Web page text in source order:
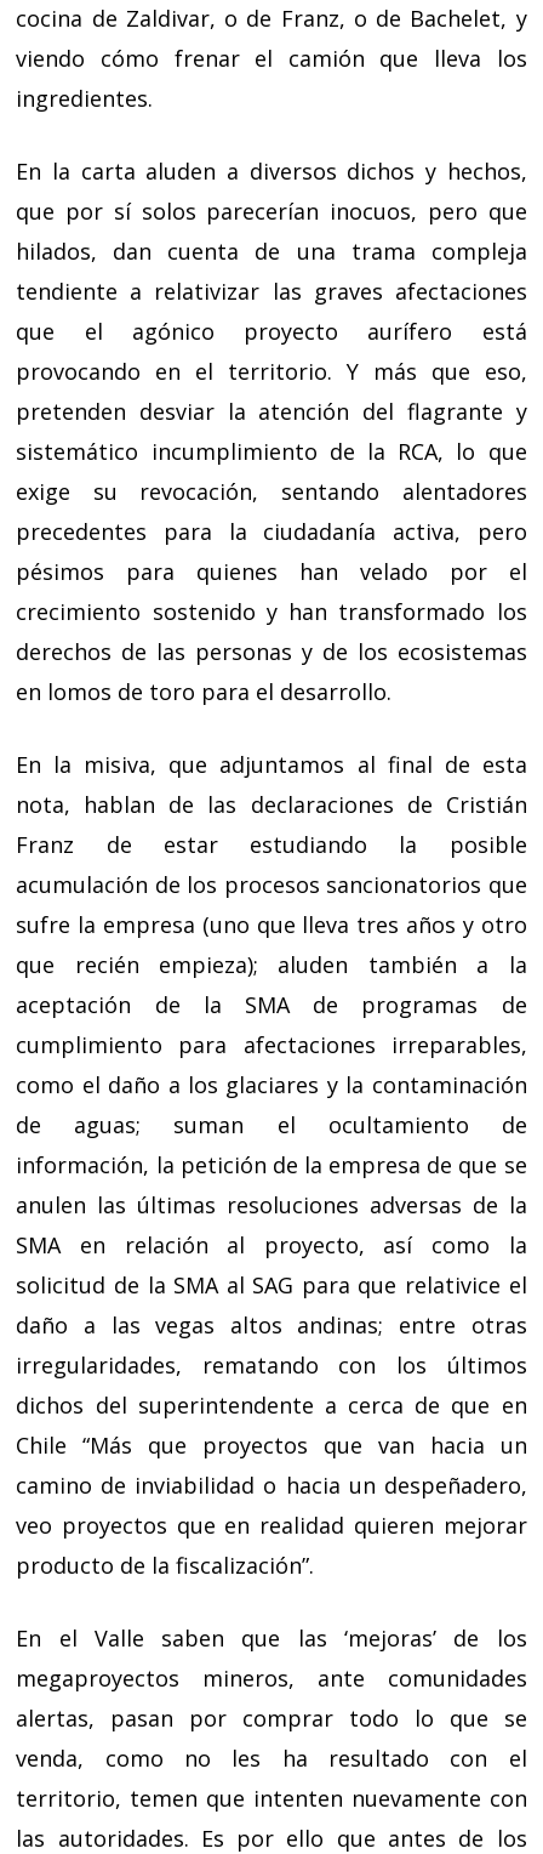
cocina de Zaldivar, o de Franz, o de Bachelet, y
viendo cómo frenar el camión que lleva los
ingredientes.
En la carta aluden a diversos dichos y hechos,
que por sí solos parecerían inocuos, pero que
hilados, dan cuenta de una trama compleja
tendiente a relativizar las graves afectaciones
que el agónico proyecto aurífero está
provocando en el territorio. Y más que eso,
pretenden desviar la atención del flagrante y
sistemático incumplimiento de la RCA, lo que
exige su revocación, sentando alentadores
precedentes para la ciudadanía activa, pero
pésimos para quienes han velado por el
crecimiento sostenido y han transformado los
derechos de las personas y de los ecosistemas
en lomos de toro para el desarrollo.
En la misiva, que adjuntamos al final de esta
nota, hablan de las declaraciones de Cristián
Franz de estar estudiando la posible
acumulación de los procesos sancionatorios que
sufre la empresa (uno que lleva tres años y otro
que recién empieza); aluden también a la
aceptación de la SMA de programas de
cumplimiento para afectaciones irreparables,
como el daño a los glaciares y la contaminación
de aguas; suman el ocultamiento de
información, la petición de la empresa de que se
anulen las últimas resoluciones adversas de la
SMA en relación al proyecto, así como la
solicitud de la SMA al SAG para que relativice el
daño a las vegas altos andinas; entre otras
irregularidades, rematando con los últimos
dichos del superintendente a cerca de que en
Chile “Más que proyectos que van hacia un
camino de inviabilidad o hacia un despeñadero,
veo proyectos que en realidad quieren mejorar
producto de la fiscalización”.
En el Valle saben que las ‘mejoras’ de los
megaproyectos mineros, ante comunidades
alertas, pasan por comprar todo lo que se
venda, como no les ha resultado con el
territorio, temen que intenten nuevamente con
las autoridades. Es por ello que antes de los